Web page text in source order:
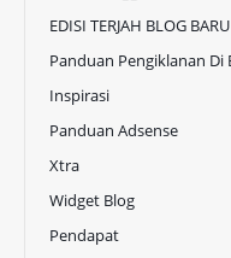
EDISI TERJAH BLOG BARU
Panduan Pengiklanan Di
Inspirasi
Panduan Adsense
Xtra
Widget Blog
Pendapat